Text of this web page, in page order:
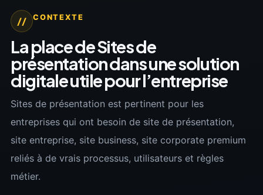
// CONTEXTE
La place de Sites de
présentation dans une solution
digitale utile pour l’entreprise
Sites de présentation est pertinent pour les
entreprises qui ont besoin de site de présentation,
site entreprise, site business, site corporate premium
reliés à de vrais processus, utilisateurs et règles
métier.